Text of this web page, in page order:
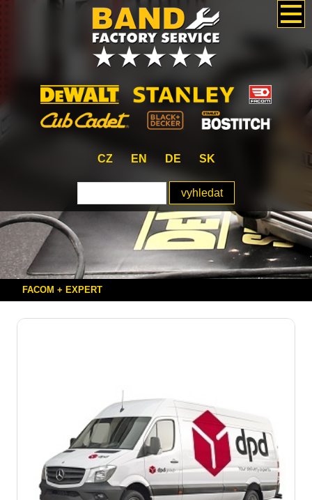
CZ EN DE SK
FACOM + EXPERT